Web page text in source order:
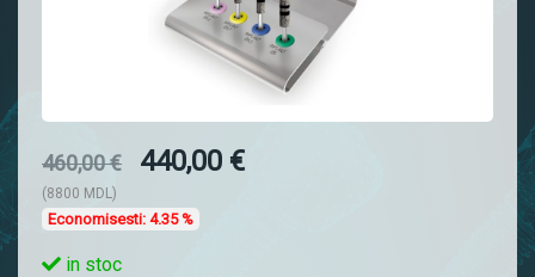
460,00 € 440,00 €
(8800 MDL)
Economisesti: 4.35 %
in stoc